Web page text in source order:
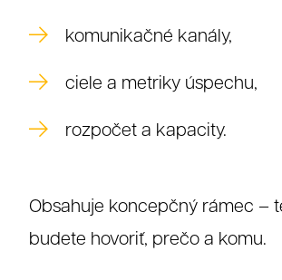
komunikačné kanály,
ciele a metriky úspechu,
rozpočet a kapacity.
Obsahuje koncepčný rámec –
budete hovoriť, prečo a komu.